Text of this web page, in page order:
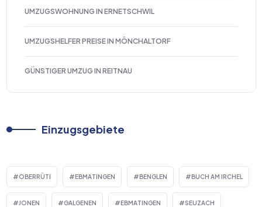
UMZUGSWOHNUNG IN ERNETSCHWIL
UMZUGSHELFER PREISE IN MÖNCHALTORF
GÜNSTIGER UMZUG IN REITNAU
Einzugsgebiete
OBERRÜTI EBMATINGEN BENGLEN BUCH AM IRCHEL
JONEN GALGENEN EBMATINGEN SEUZACH